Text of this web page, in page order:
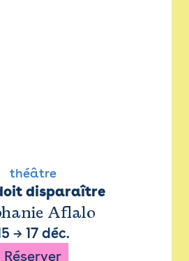
théâtre
disparaître
Aflalo
→ 17 déc.
Réserver